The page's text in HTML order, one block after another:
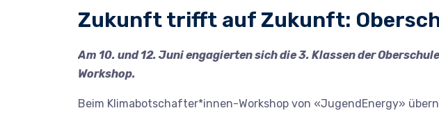
Zukunft trifft auf Zukunft:
Am 10. und 12. Juni engagierten sich die 3. Klassen der
Workshop.
Beim Klimabotschafter*innen-Workshop von «JugendEnergy»